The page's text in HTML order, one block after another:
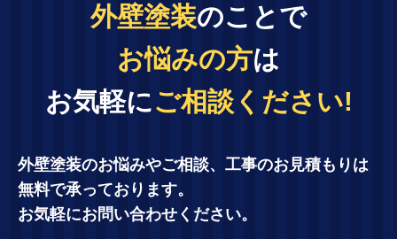
外壁塗装のことで
お悩みの方は
お気軽にご相談ください!
外壁塗装のお悩みやご相談、工事のお見積もりは
無料で承っております。
お気軽にお問い合わせください。